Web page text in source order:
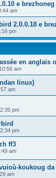
e brezhoneg
am
2.0.0.18 e
pm
en anglais
am
linux)
am
pm
pm
ff3
am
koukoug
am